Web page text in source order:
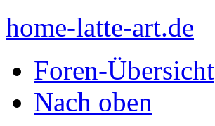
home-latte-art.de
Foren-Übersicht
Nach oben